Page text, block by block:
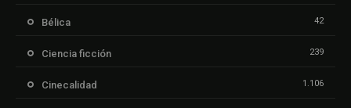
Bélica 42
Ciencia ficción 239
Cinecalidad 1.106